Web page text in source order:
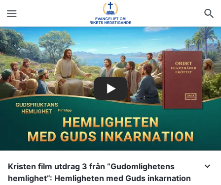
Kristen film utdrag 3 från ”Gudomlighetens
hemlighet”: Hemligheten med Guds inkarnation